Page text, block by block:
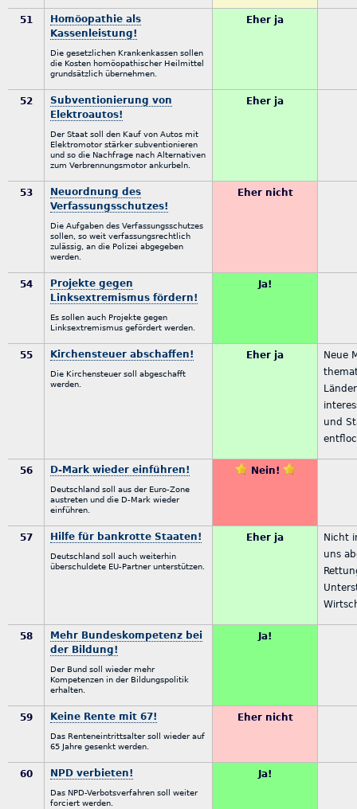
51
Homöopathie als
Kassenleistung!
Die gesetzlichen Krankenkassen sollen
die Kosten homöopathischer Heilmittel
grundsätzlich übernehmen.
Eher ja
52
Subventionierung von
Elektroautos!
Der Staat soll den Kauf von Autos mit
Elektromotor stärker subventionieren
und so die Nachfrage nach Alternativen
zum Verbrennungsmotor ankurbeln.
Eher ja
53
Neuordnung des
Verfassungsschutzes!
Die Aufgaben des Verfassungsschutzes
sollen, so weit verfassungsrechtlich
zulässig, an die Polizei abgegeben
werden.
Eher nicht
54
Projekte gegen
Linksextremismus fördern!
Es sollen auch Projekte gegen
Linksextremismus gefördert werden.
Ja!
55 Kirchensteuer abschaffen!
Die Kirchensteuer soll abgeschafft
werden.
Eher ja
Neue
und
56 D-Mark wieder einführen!
Deutschland soll aus der Euro-Zone
austreten und die D-Mark wieder
einführen.
Nein!
57 Hilfe für bankrotte Staaten!
Deutschland soll auch weiterhin
überschuldete EU-Partner unterstützen.
Eher ja
Nicht
uns
58
Mehr Bundeskompetenz bei
der Bildung!
Der Bund soll wieder mehr
Kompetenzen in der Bildungspolitik
erhalten.
Ja!
59 Keine Rente mit 67!
Das Renteneintrittsalter soll wieder auf
65 Jahre gesenkt werden.
Eher nicht
60 NPD verbieten!
Das NPD-Verbotsverfahren soll weiter
forciert werden.
Ja!